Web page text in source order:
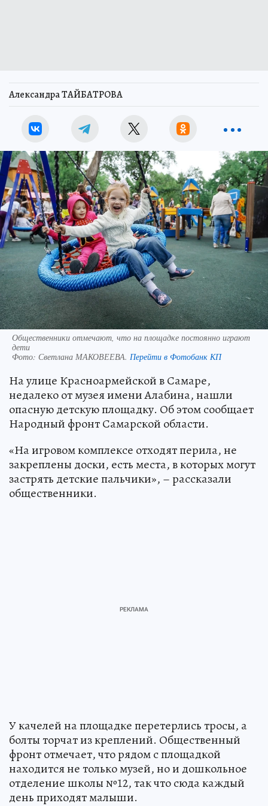
Александра ТАЙБАТРОВА
Общественники отмечают, что на площадке постоянно играют
дети
Фото: Светлана МАКОВЕЕВА. Перейти в Фотобанк КП
На улице Красноармейской в Самаре,
недалеко от музея имени Алабина, нашли
опасную детскую площадку. Об этом сообщает
Народный фронт Самарской области.
«На игровом комплексе отходят перила, не
закреплены доски, есть места, в которых могут
застрять детские пальчики», – рассказали
общественники.
У качелей на площадке перетерлись тросы, а
болты торчат из креплений. Общественный
фронт отмечает, что рядом с площадкой
находится не только музей, но и дошкольное
отделение школы №12, так что сюда каждый
день приходят малыши.